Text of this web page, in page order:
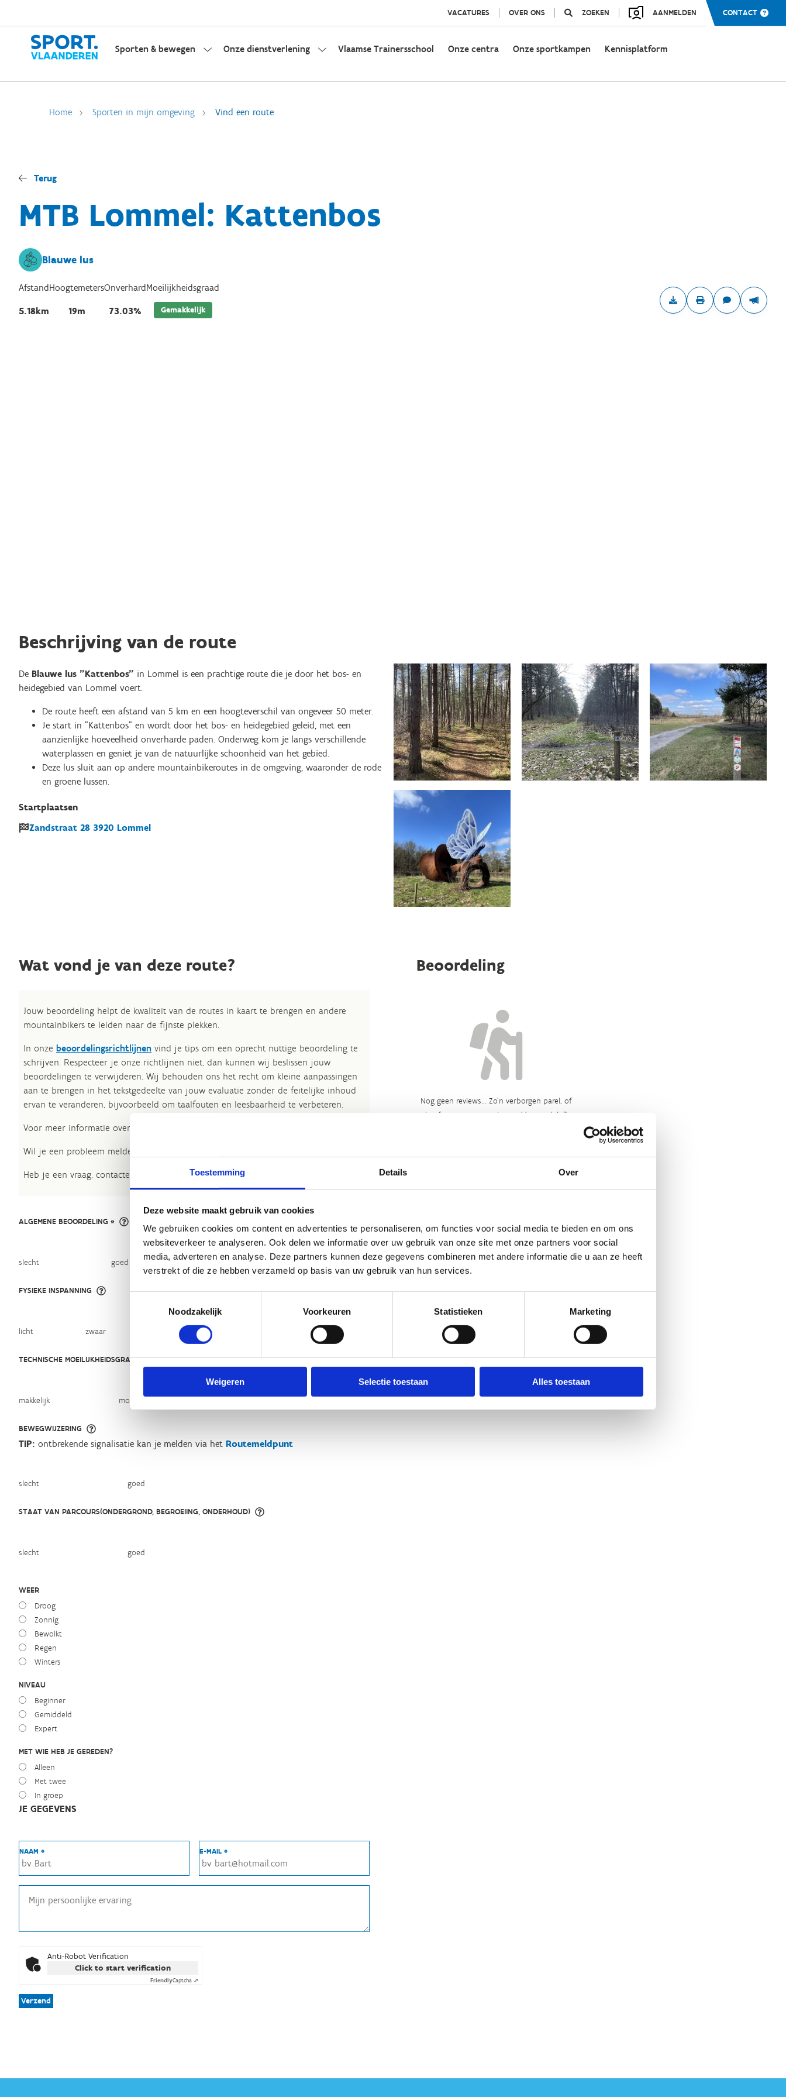
Toestemming Details Over
Deze website maakt gebruik van cookies
We gebruiken cookies om content en advertenties te personaliseren, om functies voor social media te bieden en om ons
websiteverkeer te analyseren. Ook delen we informatie over uw gebruik van onze site met onze partners voor social
media, adverteren en analyse. Deze partners kunnen deze gegevens combineren met andere informatie die u aan ze heeft
verstrekt of die ze hebben verzameld op basis van uw gebruik van hun services.
Noodzakelijk
Voorkeuren Statistieken Marketing
Weigeren Selectie toestaan Alles toestaan
VACATURES OVER ONS ZOEKEN AANMELDEN CONTACT
Sporten & bewegen Onze dienstverlening Vlaamse Trainersschool Onze centra Onze sportkampen Kennisplatform
Home Sporten in mijn omgeving Vind een route
Terug
MTB Lommel: Kattenbos
Blauwe lus
Afstand
5.18km
Hoogtemeters
19m
Onverhard
73.03%
Moeilijkheidsgraad
Gemakkelijk
Beschrijving van de route
De Blauwe lus "Kattenbos" in Lommel is een prachtige route die je door het bos- en
heidegebied van Lommel voert.
De route heeft een afstand van 5 km en een hoogteverschil van ongeveer 50 meter.
Je start in "Kattenbos" en wordt door het bos- en heidegebied geleid, met een
aanzienlijke hoeveelheid onverharde paden. Onderweg kom je langs verschillende
waterplassen en geniet je van de natuurlijke schoonheid van het gebied.
Deze lus sluit aan op andere mountainbikeroutes in de omgeving, waaronder de rode
en groene lussen.
Startplaatsen
Zandstraat 28 3920 Lommel
Wat vond je van deze route?
Jouw beoordeling helpt de kwaliteit van de routes in kaart te brengen en andere
mountainbikers te leiden naar de fijnste plekken.
In onze beoordelingsrichtlijnen vind je tips om een oprecht nuttige beoordeling te
schrijven. Respecteer je onze richtlijnen niet, dan kunnen wij beslissen jouw
beoordelingen te verwijderen. Wij behouden ons het recht om kleine aanpassingen
aan te brengen in het tekstgedeelte van jouw evaluatie zonder de feitelijke inhoud
ervan te veranderen, bijvoorbeeld om taalfouten en leesbaarheid te verbeteren.​
Voor meer informatie over onze routestructuren, neem een kijkje bij de
Wil je een probleem melden op een route? Ga dan naar het
Heb je een vraag, contacteer ons via sportievevrijetijd@sport.vlaanderen
ALGEMENE BEOORDELING *
slecht goed
FYSIEKE INSPANNING
licht zwaar
TECHNISCHE MOEILIJKHEIDSGRAAD
makkelijk moeilijk
BEWEGWIJZERING
slecht goed
TIP: ontbrekende signalisatie kan je melden via het Routemeldpunt
STAAT VAN PARCOURS(ONDERGROND, BEGROEIING, ONDERHOUD)
slecht goed
WEER
Droog
Zonnig
Bewolkt
Regen
Winters
NIVEAU
Beginner
Gemiddeld
Expert
MET WIE HEB JE GEREDEN?
Alleen
Met twee
In groep
JE GEGEVENS
NAAM * E-MAIL *
Anti-Robot Verification
Click to start verification
FriendlyCaptcha ⇗
Verzend
Beoordeling
Nog geen reviews... Zo’n verborgen parel, of
heeft gewoon nog niemand ‘m ontdekt?